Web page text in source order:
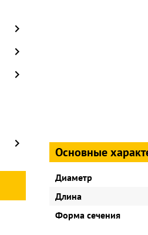
Основные
Диаметр
Длина
Форма сечения